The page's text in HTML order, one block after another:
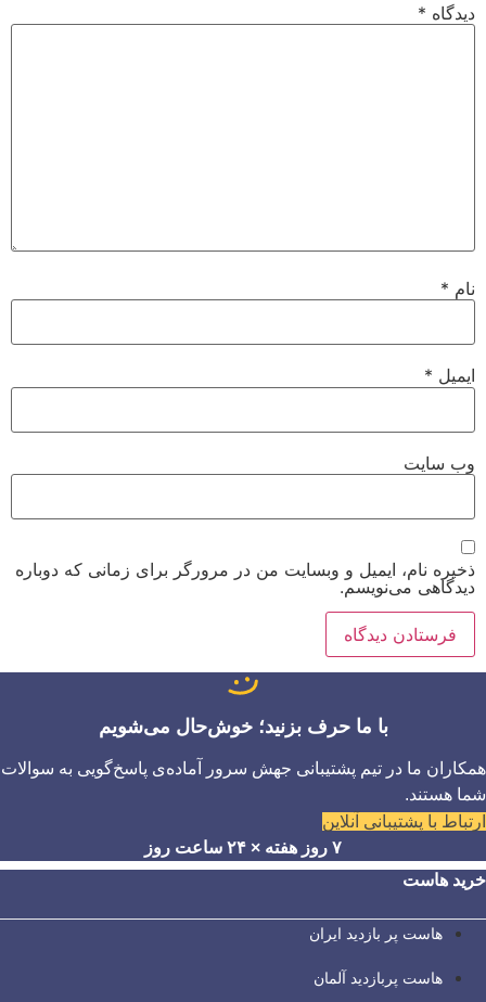
دیدگاه *
نام *
ایمیل *
وب‌ سایت
ذخیره نام، ایمیل و وبسایت من در مرورگر برای زمانی که دوباره
دیدگاهی می‌نویسم.
با ما حرف بزنید؛ خوش‌حال می‌شویم
همکاران ما در تیم پشتیبانی جهش سرور آماده‌ی پاسخ‌گویی به سوالات
شما هستند.
ارتباط با پشتیبانی آنلاین
۷ روز هفته × ۲۴ ساعت روز
خرید هاست
هاست پر بازدید ایران
هاست پربازدید آلمان